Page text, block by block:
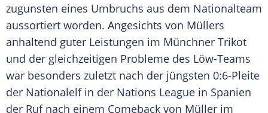
zugunsten eines Umbruchs aus dem Nationalteam
aussortiert worden. Angesichts von Müllers
anhaltend guter Leistungen im Münchner Trikot
und der gleichzeitigen Probleme des Löw-Teams
war besonders zuletzt nach der jüngsten 0:6-Pleite
der Nationalelf in der Nations League in Spanien
der Ruf nach einem Comeback von Müller im